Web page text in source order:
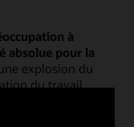
à
absolue pour la
explosion du
du travail